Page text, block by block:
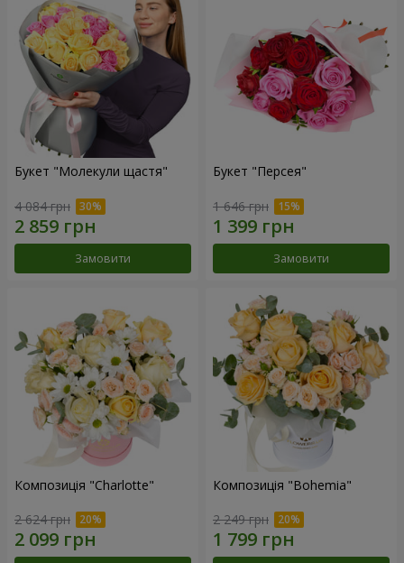
Букет "Молекули щастя"
4 084 грн
Замовити
Букет "Персея"
1 646 грн
Замовити
Композиція "Charlotte"
2 624 грн
Композиція "Bohemia"
2 249 грн